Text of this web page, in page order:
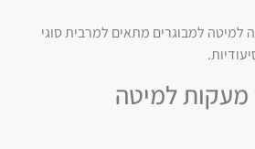
למבוגרים מתאים למרבית סוגי
מעקות למיטה